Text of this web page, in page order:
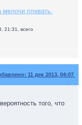
плевать.
21:31, всего
11 дек 2013, 04:07
того, что